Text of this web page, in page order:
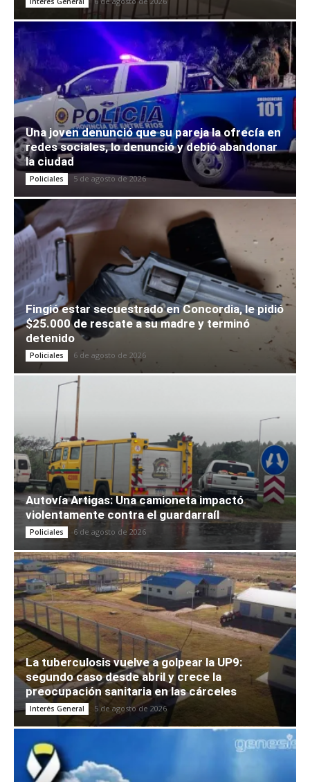
Una joven denunció que su pareja la ofrecía en
redes sociales, lo denunció y debió abandonar
la ciudad
Policiales 5 de agosto de 2026
Fingió estar secuestrado en Concordia, le pidió
$25.000 de rescate a su madre y terminó
detenido
Policiales 6 de agosto de 2026
Autovía Artigas: Una camioneta impactó
violentamente contra el guardarraíl
Policiales 6 de agosto de 2026
La tuberculosis vuelve a golpear la UP9:
segundo caso desde abril y crece la
preocupación sanitaria en las cárceles
Interés General 5 de agosto de 2026